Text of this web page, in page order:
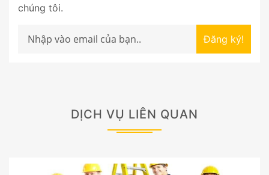
chúng tôi.
Đăng ký!
DỊCH VỤ LIÊN QUAN